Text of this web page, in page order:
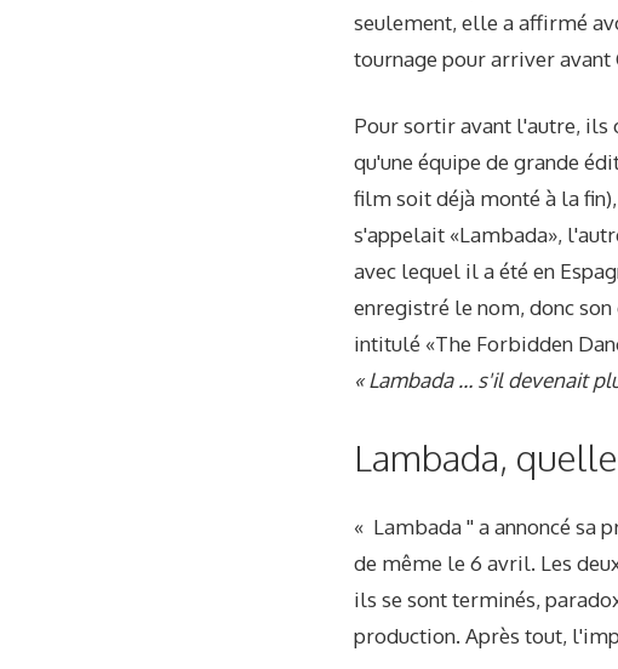
seulement, elle a affirmé
tournage pour arriver
Pour sortir avant l'autre, ils
qu'une équipe de grande
film soit déjà monté à la
s'appelait «Lambada»,
avec lequel il a été en
enregistré le nom, donc
intitulé «The Forbidden
« Lambada … s'il devenait
Lambada,
« Lambada '' a annoncé sa
de même le 6 avril. Les
ils se sont terminés,
production. Après tout,